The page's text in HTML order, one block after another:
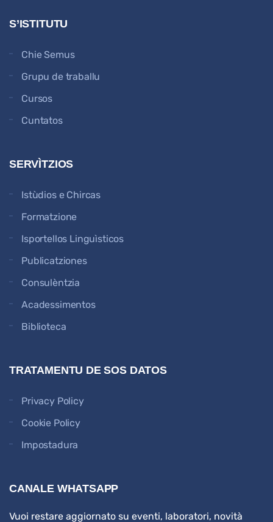
S’ISTITUTU
Chie Semus
Grupu de traballu
Cursos
Cuntatos
SERVÌTZIOS
Istùdios e Chircas
Formatzione
Isportellos Linguìsticos
Publicatziones
Consulèntzia
Acadessimentos
Biblioteca
TRATAMENTU DE SOS DATOS
Privacy Policy
Cookie Policy
Impostadura
CANALE WHATSAPP
Vuoi restare aggiornato su eventi, laboratori, novità